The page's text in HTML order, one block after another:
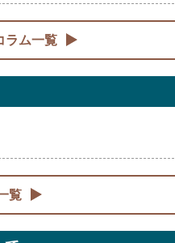
ラム一覧
覧